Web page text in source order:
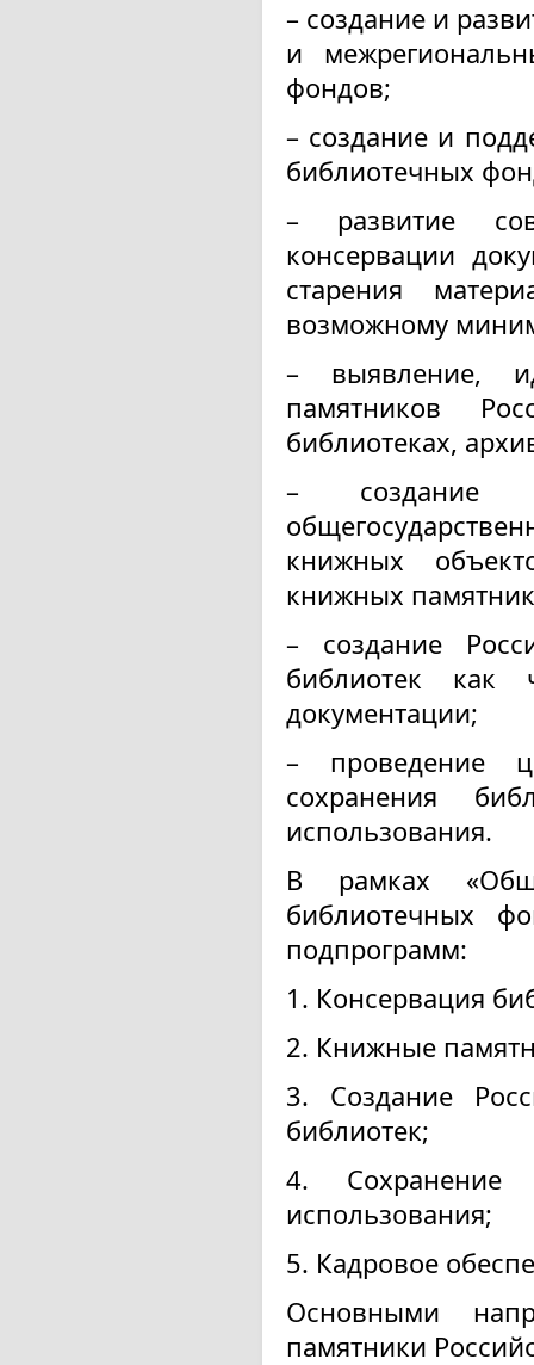
– создание и
и
фондов;
– создание и
библиотечных
– развитие
консервации
старения
возможному
– выявление,
памятников
библиотеках,
– создание
книжных
книжных
– создание
библиотек как
документации;
– проведение
сохранения
использования.
В рамках
библиотечных
подпрограмм:
1. Консервация
2. Книжные
3. Создание
библиотек;
4. Сохранение
использования;
5. Кадровое
Основными
памятники